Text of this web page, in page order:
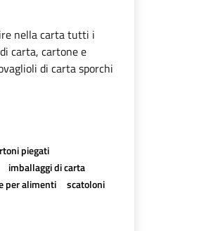
nella carta tutti i
carta, cartone e
di carta sporchi
piegati
imballaggi di carta
per alimenti
scatoloni